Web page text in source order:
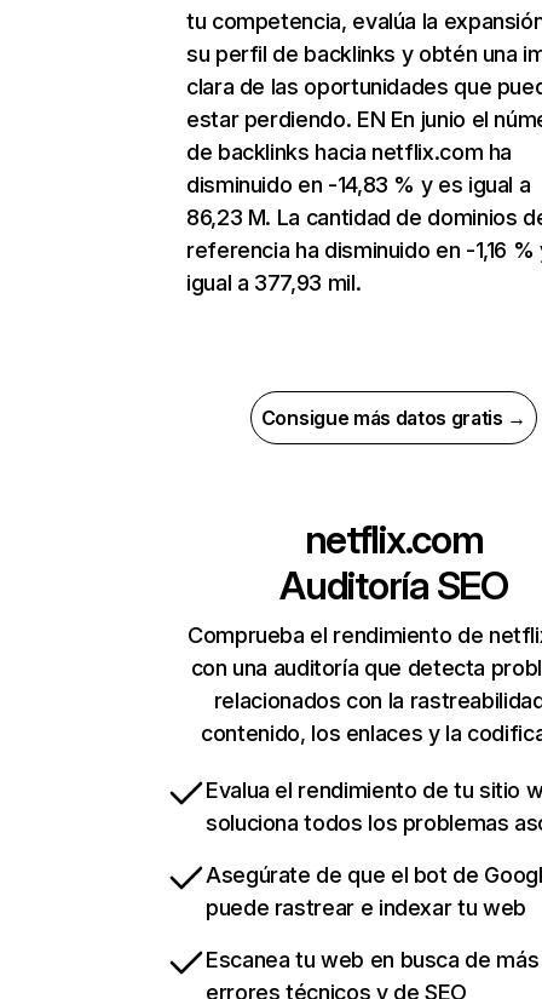
tu competencia, evalúa la
su perfil de backlinks y obtén una
clara de las oportunidades que
estar perdiendo. EN En junio el
de backlinks hacia netflix.com ha
disminuido en -14,83 % y es igual a
86,23 M. La cantidad de dominios
referencia ha disminuido en -1,16 %
igual a 377,93 mil.
Consigue más datos gratis →
netflix.com
Auditoría SEO
Comprueba el rendimiento de
con una auditoría que detecta
relacionados con la
contenido, los enlaces y la
Evalua el rendimiento de tu sitio
soluciona todos los problemas
Asegúrate de que el bot de
puede rastrear e indexar tu web
Escanea tu web en busca de
errores técnicos y de SEO